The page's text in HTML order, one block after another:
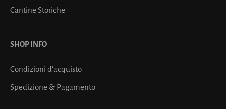
Cantine Storiche
SHOP INFO
Condizioni d’acquisto
Spedizione & Pagamento